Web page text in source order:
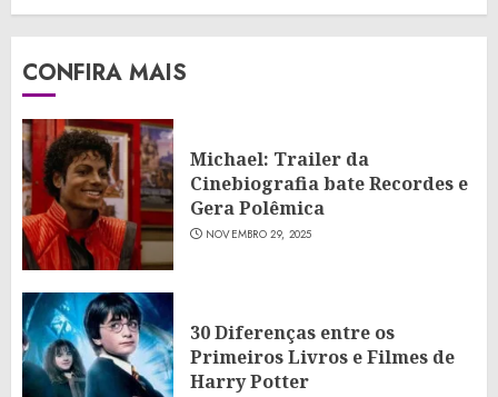
CONFIRA MAIS
Michael: Trailer da
Cinebiografia bate Recordes e
Gera Polêmica
NOVEMBRO 29, 2025
30 Diferenças entre os
Primeiros Livros e Filmes de
Harry Potter